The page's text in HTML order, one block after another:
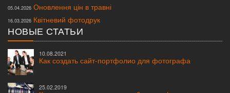
05.04.2026 Оновлення цін в травні
16.03.2026 Квітневий фотодрук
НОВЫЕ СТАТЬИ
10.08.2021
Как создать сайт-портфолио для фотографа
25.02.2019